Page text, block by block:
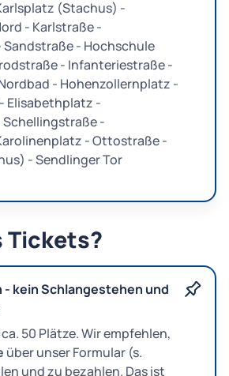
(Stachus) -
- Karlstraße -
- Hochschule
- Infanteriestraße -
- Hohenzollernplatz -
Elisabethplatz -
-
- Ottostraße -
- Sendlinger Tor
Tickets?
kein Schlangestehen und
50 Plätze. Wir empfehlen,
über unser Formular (s.
und zu bezahlen. Das ist